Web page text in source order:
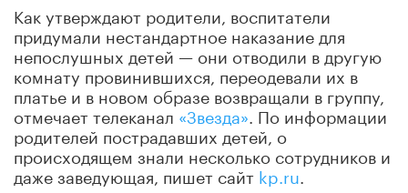
Как утверждают родители, воспитатели
придумали нестандартное наказание для
непослушных детей — они отводили в другую
комнату провинившихся, переодевали их в
платье и в новом образе возвращали в группу,
отмечает телеканал«Звезда». По информации
родителей пострадавших детей, о
происходящем знали несколько сотрудников и
даже заведующая, пишет сайт kp.ru.